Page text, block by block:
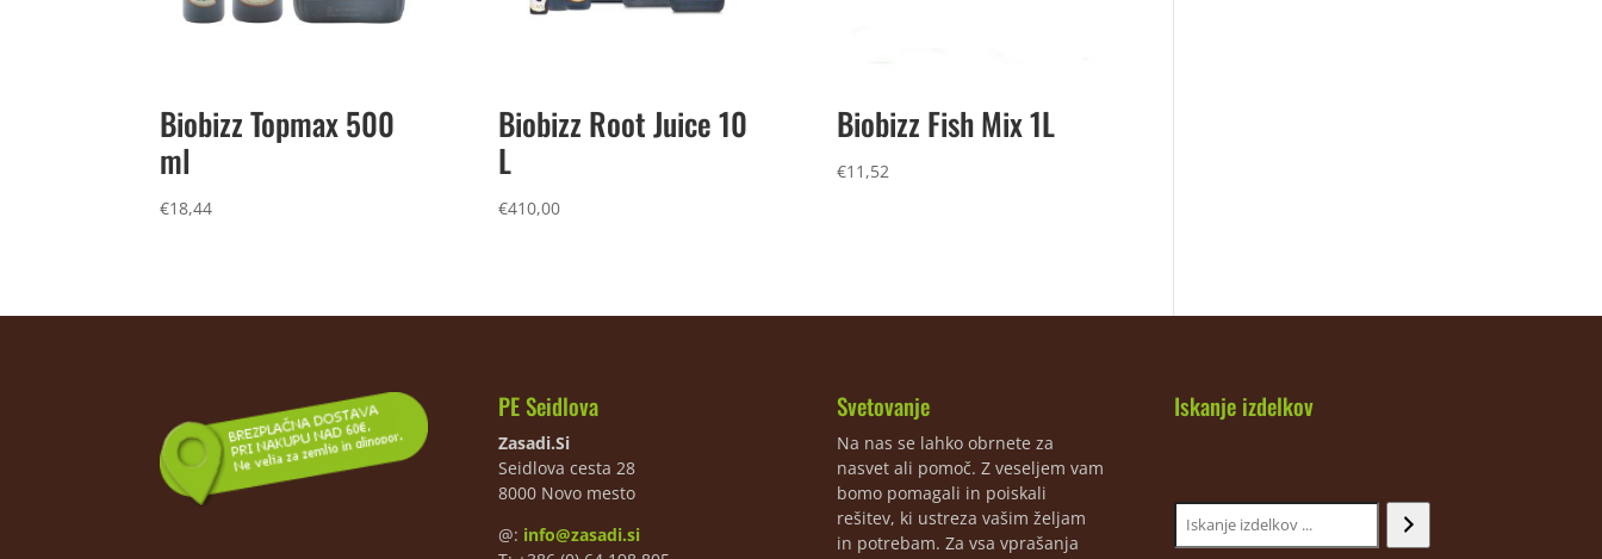
Biobizz Topmax 500
ml
€18,44
Biobizz Root Juice 10
L
€410,00
Biobizz Fish Mix 1L
€11,52
PE Seidlova
Zasadi.Si
Seidlova cesta 28
8000 Novo mesto
@: info@zasadi.si
Svetovanje
Na nas se lahko obrnete za
nasvet ali pomoč. Z veseljem vam
bomo pomagali in poiskali
rešitev, ki ustreza vašim željam
in potrebam. Za vsa vprašanja
Iskanje izdelkov